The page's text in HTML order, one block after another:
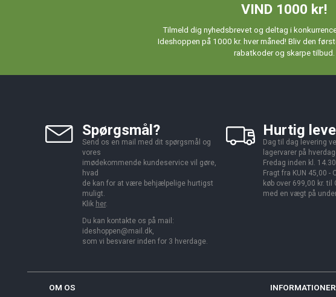
VIND 1000 kr!
Tilmeld dig nyhedsbrevet og deltag i
Ideshoppen på 1000 kr. hver måned! Bliv den
rabatkoder og skarpe tilbud.
Spørgsmål?
Send os en mail med dit spørgsmål og
vores
imødekommende kundeservice vil gøre,
hvad
de kan for at være behjælpelige hurtigst
muligt.
Klik her.
Du kan kontakte os på mail:
ideshoppen@mail.dk,
som vi besvarer inden for 3 hverdage.
Hurtig
Dag til dag levering
lagervarer på
Fredag inden kl.
Fragt fra KUN 45,00 -
køb over 699,00 kr. til
med en vægt på
OM OS INFORMATIONER